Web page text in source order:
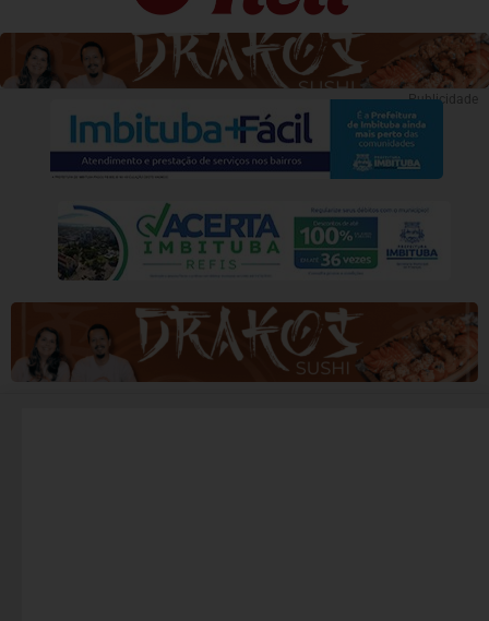
Publicidade